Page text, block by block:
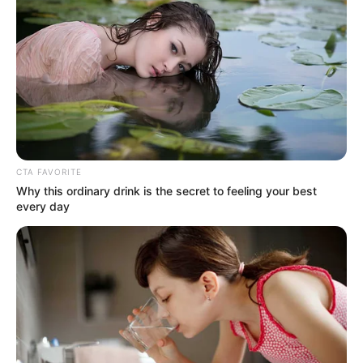
Memiliki beberapa bisnis seperti clothing brand bernama Jivin
serta toko top up bernama Windah Top Up Store.
Selain itu, ia dan tim juga menjadi manajemen dalam Motion
Ime Festival.
Ia dan penerbit game eFootball Konami bekerja sama
mengadakan turnamen sepak bola virtual bernama Windah
Basudara Cup pada Desember 2024.
Salah satu panutannya dalam bermain game adalah Miawaug.
Gaming)
Film
Si Juki the Movie: Harta Pulau Monyet
(2024), sebagai Pengisi
Suara karakter Monyet Sepuh
CTA FAVORITE
Why this ordinary drink is the secret to feeling your best
every day